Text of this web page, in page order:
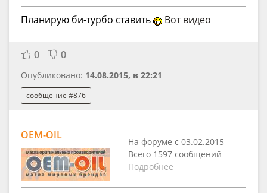
Планирую би-турбо ставить Вот видео
0 0
Опубликовано: 14.08.2015, в 22:21
сообщение #876
OEM-OIL
На форуме с 03.02.2015
Всего 1597 сообщений
Подробнее